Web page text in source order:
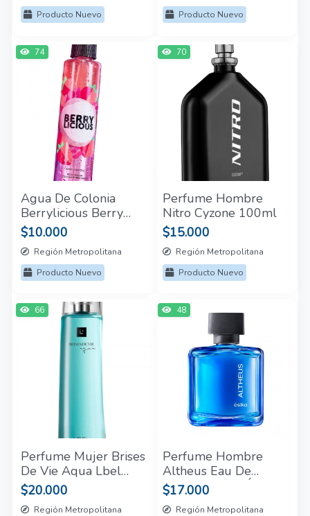
Producto Nuevo
Producto Nuevo
74
Agua De Colonia
Berrylicious Berry
Cocktail Cyzone 200
Ml
$10.000
Región Metropolitana
Producto Nuevo
70
Perfume Hombre
Nitro Cyzone 100ml
$15.000
Región Metropolitana
Producto Nuevo
66
Perfume Mujer Brises
De Vie Aqua Lbel
100 Ml
$20.000
Región Metropolitana
48
Perfume Hombre
Altheus Eau De
Toilette Spray Ésika
75 Ml
$17.000
Región Metropolitana